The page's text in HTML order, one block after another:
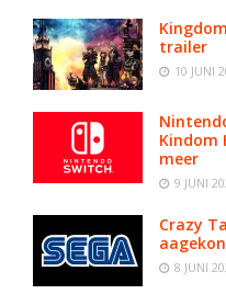
trailer
10 JUNI
Kindom
meer
9 JUNI
Crazy
8 JUNI